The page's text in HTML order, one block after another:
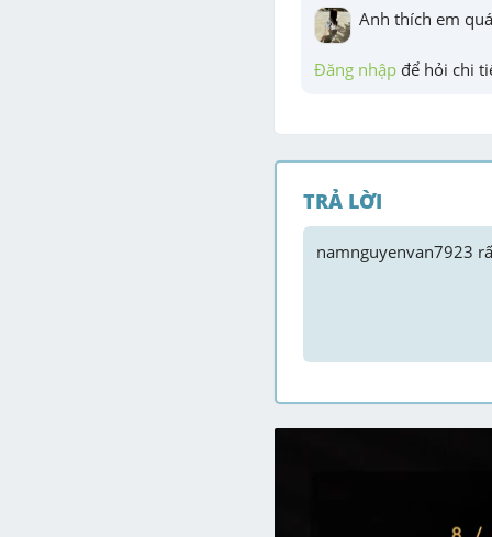
Anh thích em
Đăng nhập để hỏi chi
TRẢ LỜI
namnguyenvan7923